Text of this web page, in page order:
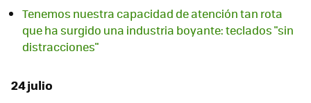
Tenemos nuestra capacidad de atención tan rota
que ha surgido una industria boyante: teclados "sin
distracciones"
24 julio